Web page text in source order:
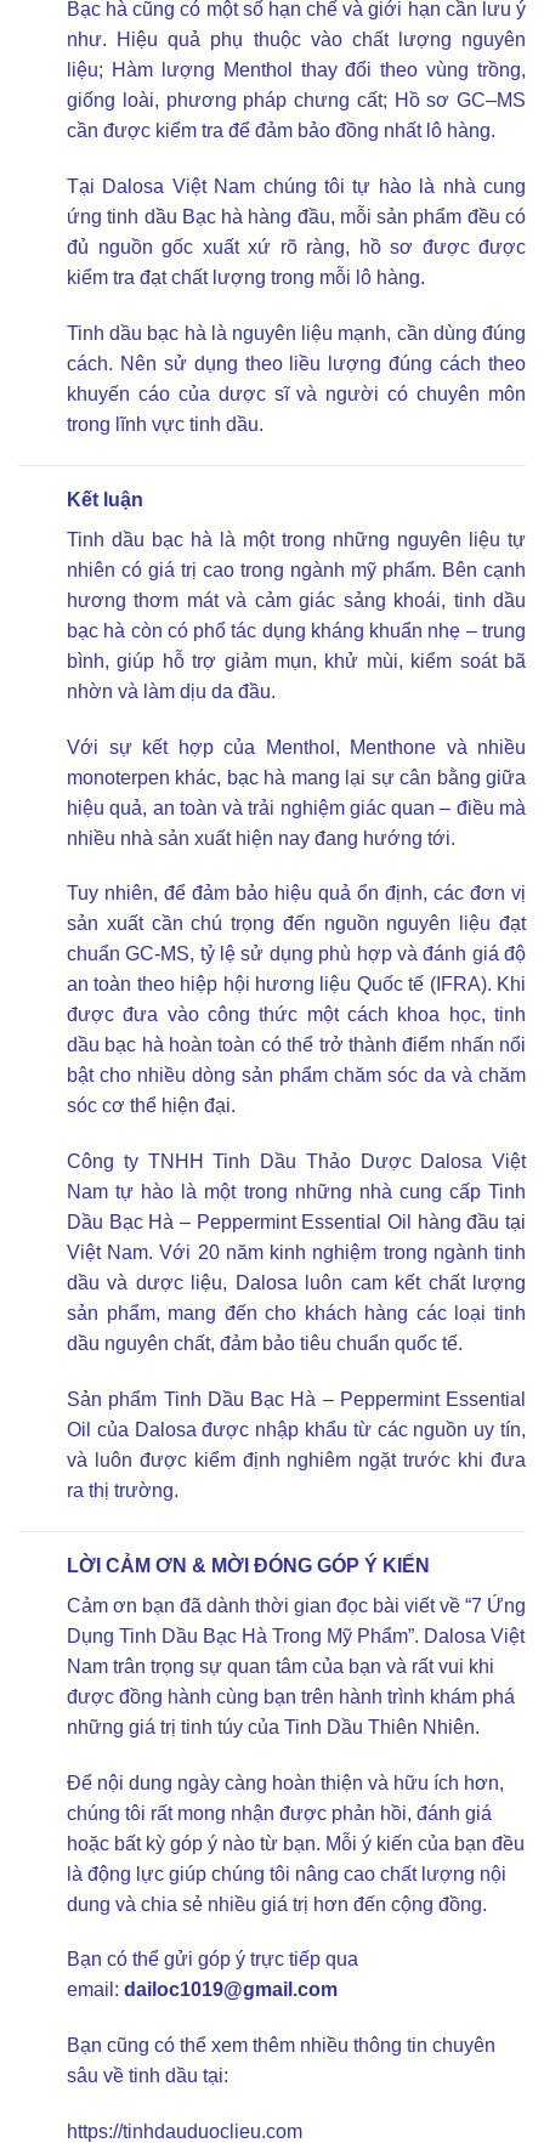
Bạc hà cũng có một số hạn chế và giới hạn cần lưu ý
như. Hiệu quả phụ thuộc vào chất lượng nguyên
liệu; Hàm lượng Menthol thay đổi theo vùng trồng,
giống loài, phương pháp chưng cất; Hồ sơ GC–MS
cần được kiểm tra để đảm bảo đồng nhất lô hàng.
Tại Dalosa Việt Nam chúng tôi tự hào là nhà cung
ứng tinh dầu Bạc hà hàng đầu, mỗi sản phẩm đều có
đủ nguồn gốc xuất xứ rõ ràng, hồ sơ được được
kiểm tra đạt chất lượng trong mỗi lô hàng.
Tinh dầu bạc hà là nguyên liệu mạnh, cần dùng đúng
cách. Nên sử dụng theo liều lượng đúng cách theo
khuyến cáo của dược sĩ và người có chuyên môn
trong lĩnh vực tinh dầu.
Kết luận
Tinh dầu bạc hà là một trong những nguyên liệu tự
nhiên có giá trị cao trong ngành mỹ phẩm. Bên cạnh
hương thơm mát và cảm giác sảng khoái, tinh dầu
bạc hà còn có phổ tác dụng kháng khuẩn nhẹ – trung
bình, giúp hỗ trợ giảm mụn, khử mùi, kiểm soát bã
nhờn và làm dịu da đầu.
Với sự kết hợp của Menthol, Menthone và nhiều
monoterpen khác, bạc hà mang lại sự cân bằng giữa
hiệu quả, an toàn và trải nghiệm giác quan – điều mà
nhiều nhà sản xuất hiện nay đang hướng tới.
Tuy nhiên, để đảm bảo hiệu quả ổn định, các đơn vị
sản xuất cần chú trọng đến nguồn nguyên liệu đạt
chuẩn GC-MS, tỷ lệ sử dụng phù hợp và đánh giá độ
an toàn theo hiệp hội hương liệu Quốc tế (IFRA). Khi
được đưa vào công thức một cách khoa học, tinh
dầu bạc hà hoàn toàn có thể trở thành điểm nhấn nổi
bật cho nhiều dòng sản phẩm chăm sóc da và chăm
sóc cơ thể hiện đại.
Công ty TNHH Tinh Dầu Thảo Dược Dalosa Việt
Nam tự hào là một trong những nhà cung cấp Tinh
Dầu Bạc Hà – Peppermint Essential Oil hàng đầu tại
Việt Nam. Với 20 năm kinh nghiệm trong ngành tinh
dầu và dược liệu, Dalosa luôn cam kết chất lượng
sản phẩm, mang đến cho khách hàng các loại tinh
dầu nguyên chất, đảm bảo tiêu chuẩn quốc tế.
Sản phẩm Tinh Dầu Bạc Hà – Peppermint Essential
Oil của Dalosa được nhập khẩu từ các nguồn uy tín,
và luôn được kiểm định nghiêm ngặt trước khi đưa
ra thị trường.
LỜI CẢM ƠN & MỜI ĐÓNG GÓP Ý KIẾN
Cảm ơn bạn đã dành thời gian đọc bài viết về “7 Ứng
Dụng Tinh Dầu Bạc Hà Trong Mỹ Phẩm”. Dalosa Việt
Nam trân trọng sự quan tâm của bạn và rất vui khi
được đồng hành cùng bạn trên hành trình khám phá
những giá trị tinh túy của Tinh Dầu Thiên Nhiên.
Để nội dung ngày càng hoàn thiện và hữu ích hơn,
chúng tôi rất mong nhận được phản hồi, đánh giá
hoặc bất kỳ góp ý nào từ bạn. Mỗi ý kiến của bạn đều
là động lực giúp chúng tôi nâng cao chất lượng nội
dung và chia sẻ nhiều giá trị hơn đến cộng đồng.
Bạn có thể gửi góp ý trực tiếp qua
email: dailoc1019@gmail.com
Bạn cũng có thể xem thêm nhiều thông tin chuyên
sâu về tinh dầu tại:
https://tinhdauduoclieu.com